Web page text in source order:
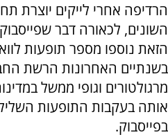
הרדיפה אחרי לייקים יוצרת
השונים, לכאורה דבר
הזאת נוספו מספר תופעות
בשנתיים האחרונות הרשת
מרגולטורים וגופי ממשל
אותה בעקבות התופעות
בפייסבוק.